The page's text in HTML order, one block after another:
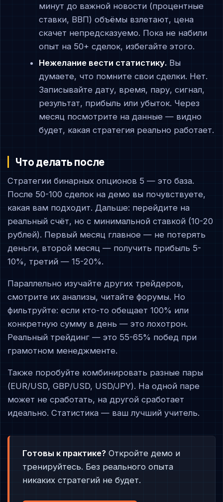
минут до важной новости (процентные
ставки, ВВП) объёмы взлетают, цена
скачет непредсказуемо. Пока не набили
опыт на 50+ сделок, избегайте этого.
Нежелание вести статистику.Вы
думаете, что помните свои сделки. Нет.
Записывайте дату, время, пару, сигнал,
результат, прибыль или убыток. Через
месяц посмотрите на данные — видно
будет, какая стратегия реально работает.
Что делать после
Стратегии бинарных опционов 5 — это база.
После 50-100 сделок на демо вы почувствуете,
какая вам подходит. Дальше: перейдите на
реальный счёт, но с минимальной ставкой (10-20
рублей). Первый месяц главное — не потерять
деньги, второй месяц — получить прибыль 5-
10%, третий — 15-20%.
Параллельно изучайте других трейдеров,
смотрите их анализы, читайте форумы. Но
фильтруйте: если кто-то обещает 100% или
конкретную сумму в день — это лохотрон.
Реальный трейдинг — это 55-65% побед при
грамотном менеджменте.
Также поробуйте комбинировать разные пары
(EUR/USD, GBP/USD, USD/JPY). На одной паре
может не сработать, на другой сработает
идеально. Статистика — ваш лучший учитель.
Готовы к практике? Откройте демо и
тренируйтесь. Без реального опыта
никаких стратегий не будет.